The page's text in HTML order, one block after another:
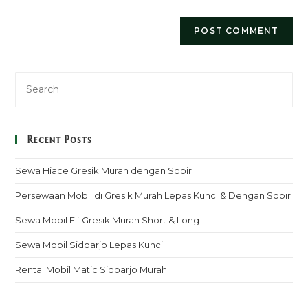
Recent Posts
Sewa Hiace Gresik Murah dengan Sopir
Persewaan Mobil di Gresik Murah Lepas Kunci & Dengan Sopir
Sewa Mobil Elf Gresik Murah Short & Long
Sewa Mobil Sidoarjo Lepas Kunci
Rental Mobil Matic Sidoarjo Murah